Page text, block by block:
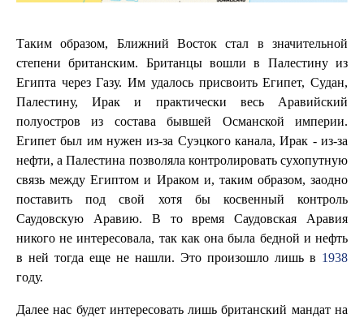
Таким образом, Ближний Восток стал в значительной
степени британским. Британцы вошли в Палестину из
Египта через Газу. Им удалось присвоить Египет, Судан,
Палестину, Ирак и практически весь Аравийский
полуостров из состава бывшей Османской империи.
Египет был им нужен из-за Суэцкого канала, Ирак - из-за
нефти, а Палестина позволяла контролировать сухопутную
связь между Египтом и Ираком и, таким образом, заодно
поставить под свой хотя бы косвенный контроль
Саудовскую Аравию. В то время Саудовская Аравия
никого не интересовала, так как она была бедной и нефть
в ней тогда еще не нашли. Это произошло лишь в 1938
году.
Далее нас будет интересовать лишь британский мандат на